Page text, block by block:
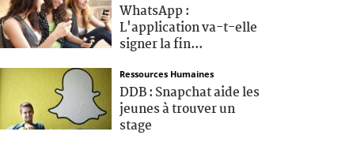
WhatsApp :
L'application va-t-elle
signer la fin...
Ressources Humaines
DDB : Snapchat aide les
jeunes à trouver un
stage